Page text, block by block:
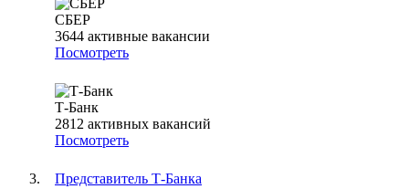
СБЕР
3644 активные вакансии
Посмотреть
Т-Банк
2812 активных вакансий
Посмотреть
Представитель Т-Банка